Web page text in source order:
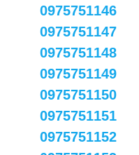
0975751146
0975751147
0975751148
0975751149
0975751150
0975751151
0975751152